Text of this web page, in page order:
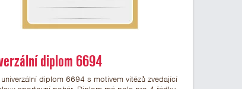
diplom 6694
diplom 6694 s motivem vítězů zvedající